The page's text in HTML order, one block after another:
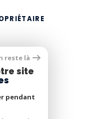
reste là
site
pendant